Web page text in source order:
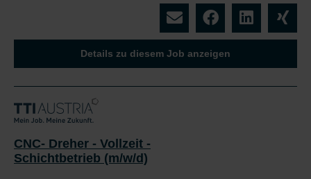
Details zu diesem Job anzeigen
CNC- Dreher - Vollzeit -
Schichtbetrieb (m/w/d)